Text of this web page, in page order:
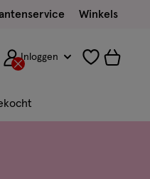
Winkels
Inloggen